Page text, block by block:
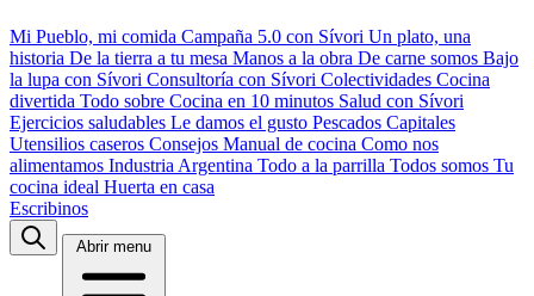
Mi Pueblo, mi comida Campaña 5.0 con Sívori Un plato, una
historia De la tierra a tu mesa Manos a la obra De carne somos Bajo
la lupa con Sívori Consultoría con Sívori Colectividades Cocina
divertida Todo sobre Cocina en 10 minutos Salud con Sívori
Ejercicios saludables Le damos el gusto Pescados Capitales
Utensilios caseros Consejos Manual de cocina Como nos
alimentamos Industria Argentina Todo a la parrilla Todos somos Tu
cocina ideal Huerta en casa
Escribinos
Abrir menu